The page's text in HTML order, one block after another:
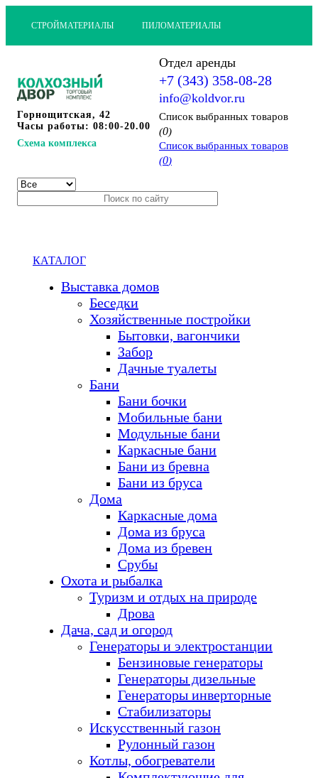
СТРОЙМАТЕРИАЛЫ ПИЛОМАТЕРИАЛЫ
Горнощитская, 42
Часы работы: 08:00-20.00
Схема комплекса
Отдел аренды
+7 (343) 358-08-28
info@koldvor.ru
Cписок выбранных товаров
(0)
Cписок выбранных товаров
(0)
КАТАЛОГ
Выставка домов
Беседки
Хозяйственные постройки
Бытовки, вагончики
Забор
Дачные туалеты
Бани
Бани бочки
Мобильные бани
Модульные бани
Каркасные бани
Бани из бревна
Бани из бруса
Дома
Каркасные дома
Дома из бруса
Дома из бревен
Срубы
Охота и рыбалка
Туризм и отдых на природе
Дрова
Дача, сад и огород
Генераторы и электростанции
Бензиновые генераторы
Генераторы дизельные
Генераторы инверторные
Стабилизаторы
Искусственный газон
Рулонный газон
Котлы, обогреватели